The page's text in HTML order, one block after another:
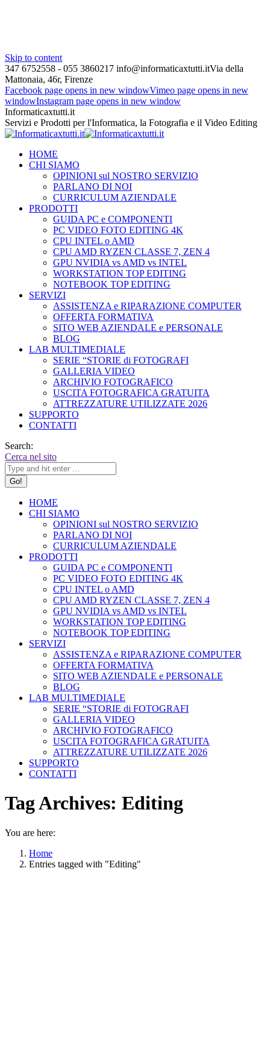
Skip to content
347 6752558 - 055 3860217 info@informaticaxtutti.itVia della
Mattonaia, 46r, Firenze
Facebook page opens in new windowVimeo page opens in new
windowInstagram page opens in new window
Informaticaxtutti.it
Servizi e Prodotti per l'Informatica, la Fotografia e il Video Editing
HOME
CHI SIAMO
OPINIONI sul NOSTRO SERVIZIO
PARLANO DI NOI
CURRICULUM AZIENDALE
PRODOTTI
GUIDA PC e COMPONENTI
PC VIDEO FOTO EDITING 4K
CPU INTEL o AMD
CPU AMD RYZEN CLASSE 7, ZEN 4
GPU NVIDIA vs AMD vs INTEL
WORKSTATION TOP EDITING
NOTEBOOK TOP EDITING
SERVIZI
ASSISTENZA e RIPARAZIONE COMPUTER
OFFERTA FORMATIVA
SITO WEB AZIENDALE e PERSONALE
BLOG
LAB MULTIMEDIALE
SERIE “STORIE di FOTOGRAFI
GALLERIA VIDEO
ARCHIVIO FOTOGRAFICO
USCITA FOTOGRAFICA GRATUITA
ATTREZZATURE UTILIZZATE 2026
SUPPORTO
CONTATTI
Search:
Cerca nel sito
HOME
CHI SIAMO
OPINIONI sul NOSTRO SERVIZIO
PARLANO DI NOI
CURRICULUM AZIENDALE
PRODOTTI
GUIDA PC e COMPONENTI
PC VIDEO FOTO EDITING 4K
CPU INTEL o AMD
CPU AMD RYZEN CLASSE 7, ZEN 4
GPU NVIDIA vs AMD vs INTEL
WORKSTATION TOP EDITING
NOTEBOOK TOP EDITING
SERVIZI
ASSISTENZA e RIPARAZIONE COMPUTER
OFFERTA FORMATIVA
SITO WEB AZIENDALE e PERSONALE
BLOG
LAB MULTIMEDIALE
SERIE “STORIE di FOTOGRAFI
GALLERIA VIDEO
ARCHIVIO FOTOGRAFICO
USCITA FOTOGRAFICA GRATUITA
ATTREZZATURE UTILIZZATE 2026
SUPPORTO
CONTATTI
Tag Archives: Editing
You are here:
Home
Entries tagged with "Editing"